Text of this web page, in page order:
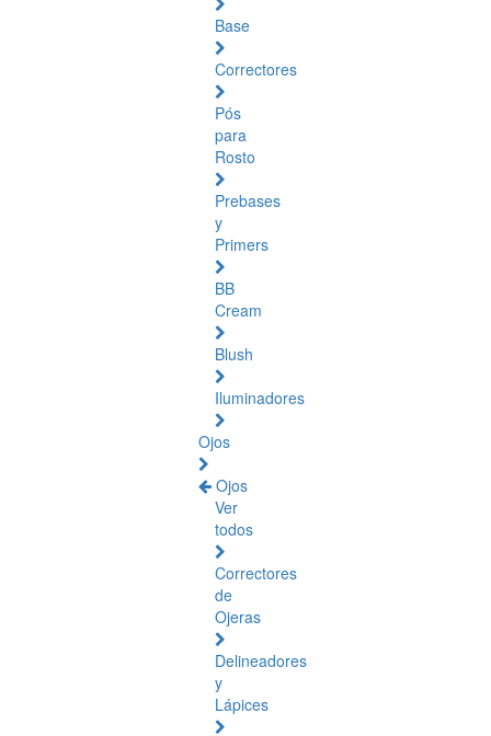
Base
Correctores
Pós
para
Rosto
Prebases
y
Primers
BB
Cream
Blush
Iluminadores
Ojos
Ojos
Ver
todos
Correctores
de
Ojeras
Delineadores
y
Lápices